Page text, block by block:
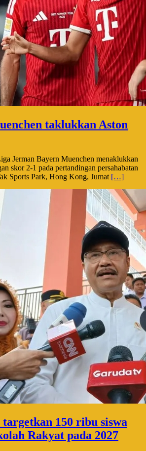
taklukkan Aston
Jerman Bayern Muenchen menaklukkan
skor 2-1 pada pertandingan persahabatan
Sports Park, Hong Kong, Jumat […]
targetkan 150 ribu siswa
Rakyat pada 2027